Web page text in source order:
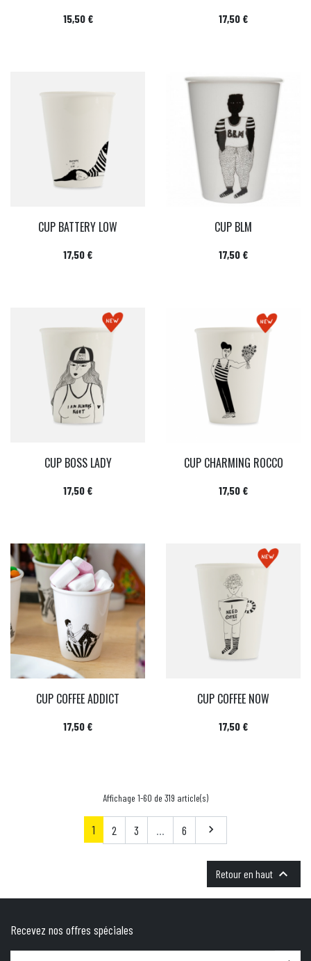
Prix
15,50 € Prix
17,50 €
CUP BATTERY LOW
Prix
17,50 €
CUP BLM
Prix
17,50 €
CUP BOSS LADY
Prix
17,50 €
CUP CHARMING ROCCO
Prix
17,50 €
CUP COFFEE ADDICT
Prix
17,50 €
CUP COFFEE NOW
Prix
17,50 €
Affichage 1-60 de 319 article(s)
1 2 3 … 6 Suivant

Retour en haut 
Recevez nos offres spéciales